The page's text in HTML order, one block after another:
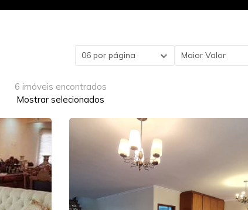
Maior Valor
06 por página
6 imóveis encontrados
Mostrar selecionados